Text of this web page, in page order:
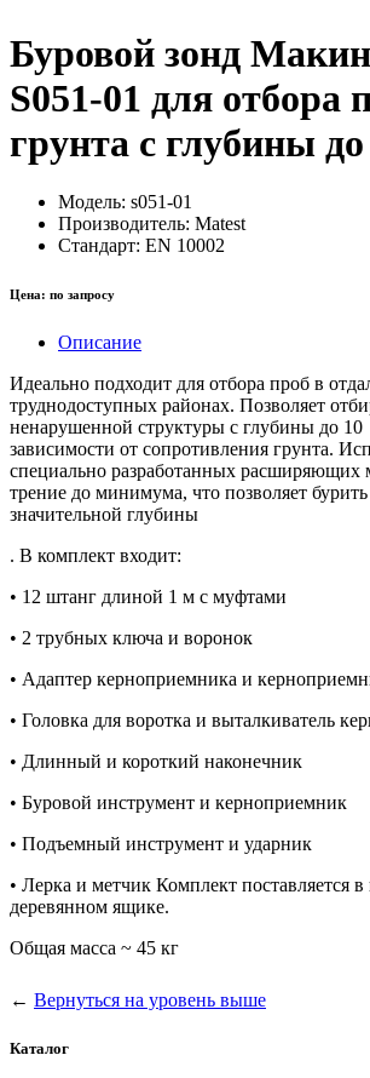
Буровой зонд
S051-01 для отбора
грунта с глубины
Модель: s051-01
Производитель: Matest
Стандарт: EN 10002
Цена: по запросу
Описание
Идеально подходит для отбора проб в
труднодоступных районах. Позволяет
ненарушенной структуры с глубины до 10
зависимости от сопротивления грунта.
специально разработанных расширяющих
трение до минимума, что позволяет
значительной глубины
. В комплект входит:
• 12 штанг длиной 1 м с муфтами
• 2 трубных ключа и воронок
• Адаптер керноприемника и
• Головка для воротка и выталкиватель
• Длинный и короткий наконечник
• Буровой инструмент и керноприемник
• Подъемный инструмент и ударник
• Лерка и метчик Комплект поставляется
деревянном ящике.
Общая масса ~ 45 кг
← Вернуться на уровень выше
Каталог